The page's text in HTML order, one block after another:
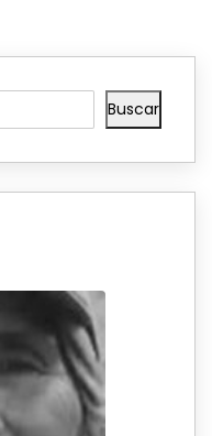
Buscar